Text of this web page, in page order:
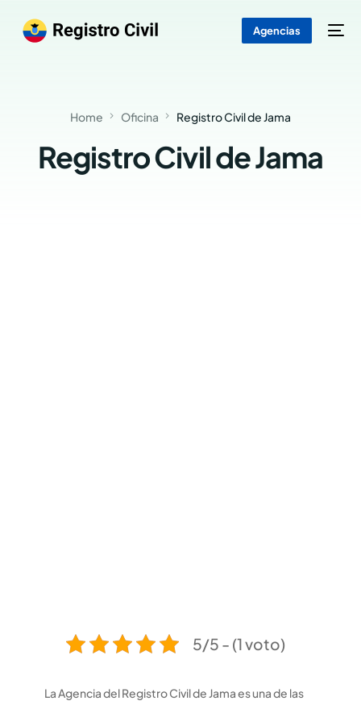
Agencias
Home Oficina Registro Civil de Jama
Registro Civil de Jama
5/5 - (1 voto)
La Agencia del Registro Civil de Jama es una de las